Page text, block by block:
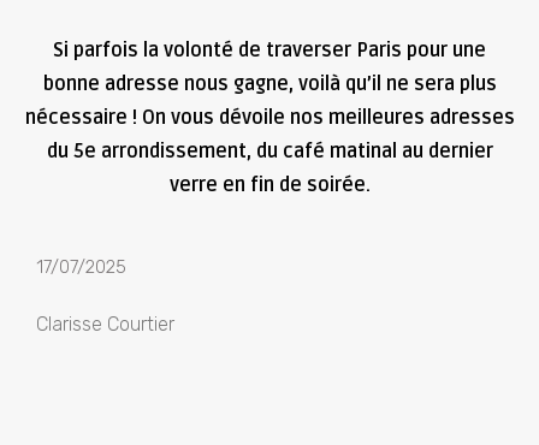
Si parfois la volonté de traverser Paris pour une
bonne adresse nous gagne, voilà qu’il ne sera plus
nécessaire ! On vous dévoile nos meilleures adresses
du 5e arrondissement, du café matinal au dernier
verre en fin de soirée.
17/07/2025
Clarisse Courtier